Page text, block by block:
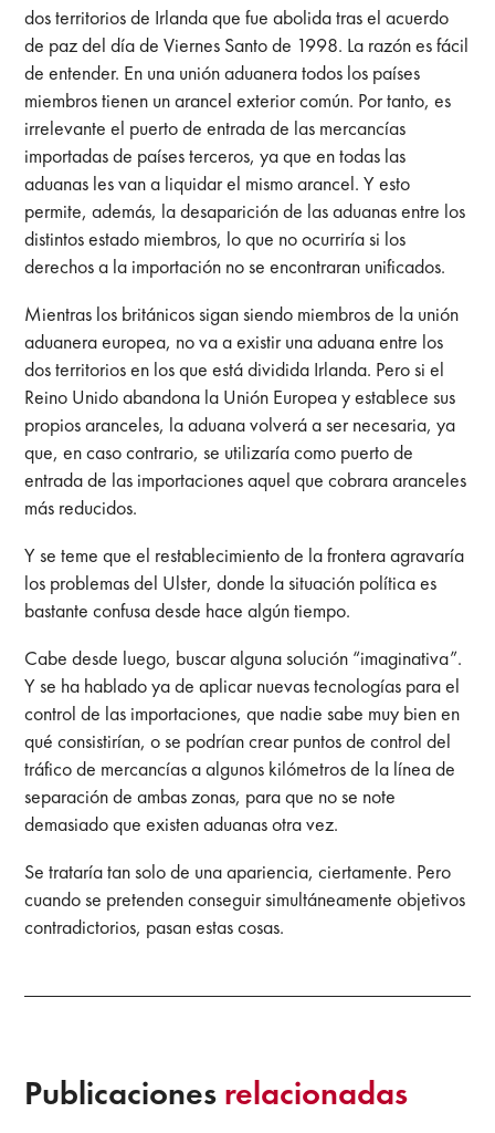
dos territorios de Irlanda que fue abolida tras el acuerdo
de paz del día de Viernes Santo de 1998. La razón es fácil
de entender. En una unión aduanera todos los países
miembros tienen un arancel exterior común. Por tanto, es
irrelevante el puerto de entrada de las mercancías
importadas de países terceros, ya que en todas las
aduanas les van a liquidar el mismo arancel. Y esto
permite, además, la desaparición de las aduanas entre los
distintos estado miembros, lo que no ocurriría si los
derechos a la importación no se encontraran unificados.
Mientras los británicos sigan siendo miembros de la unión
aduanera europea, no va a existir una aduana entre los
dos territorios en los que está dividida Irlanda. Pero si el
Reino Unido abandona la Unión Europea y establece sus
propios aranceles, la aduana volverá a ser necesaria, ya
que, en caso contrario, se utilizaría como puerto de
entrada de las importaciones aquel que cobrara aranceles
más reducidos.
Y se teme que el restablecimiento de la frontera agravaría
los problemas del Ulster, donde la situación política es
bastante confusa desde hace algún tiempo.
Cabe desde luego, buscar alguna solución “imaginativa”.
Y se ha hablado ya de aplicar nuevas tecnologías para el
control de las importaciones, que nadie sabe muy bien en
qué consistirían, o se podrían crear puntos de control del
tráfico de mercancías a algunos kilómetros de la línea de
separación de ambas zonas, para que no se note
demasiado que existen aduanas otra vez.
Se trataría tan solo de una apariencia, ciertamente. Pero
cuando se pretenden conseguir simultáneamente objetivos
contradictorios, pasan estas cosas.
Publicaciones relacionadas